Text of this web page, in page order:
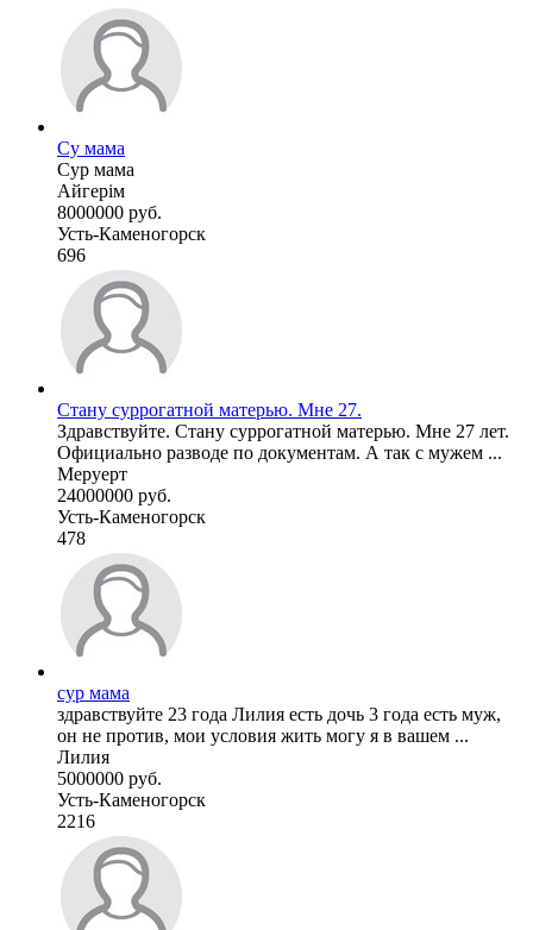
Су мама
Сур мама
Айгерім
8000000 руб.
Усть-Каменогорск
696
Стану суррогатной матерью. Мне 27.
Здравствуйте. Стану суррогатной матерью. Мне 27 лет.
Официально разводе по документам. А так с мужем ...
Меруерт
24000000 руб.
Усть-Каменогорск
478
сур мама
здравствуйте 23 года Лилия есть дочь 3 года есть муж,
он не против, мои условия жить могу я в вашем ...
Лилия
5000000 руб.
Усть-Каменогорск
2216